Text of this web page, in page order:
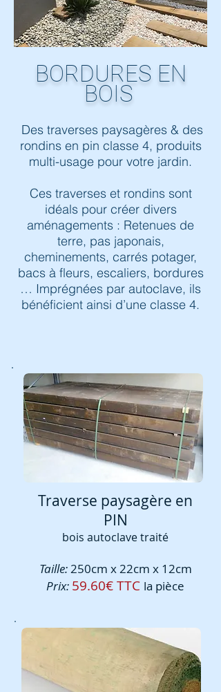
BORDURES EN
BOIS
Des traverses paysagères & des
rondins en pin classe 4, produits
multi-usage pour votre jardin.
Ces traverses et rondins sont
idéals pour créer divers
aménagements : Retenues de
terre, pas japonais,
cheminements, carrés potager,
bacs à fleurs, escaliers, bordures
… Imprégnées par autoclave, ils
bénéficient ainsi d’une classe 4.
Traverse paysagère en
PIN
bois autoclave traité
Taille:250cm x 22cm x 12cm
Prix: 59.60€ TTC la pièce